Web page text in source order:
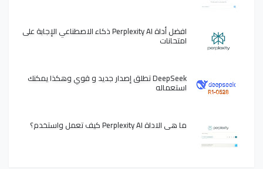
افضل أداة Perplexity AI ذكاء الاصطناعي الإجابة على
امتحانات
DeepSeek تطلق إصدار جديد و قوي وهكذا يمكنك
استعماله
ما هي الاداة Perplexity AI كيف تعمل واستخدم؟